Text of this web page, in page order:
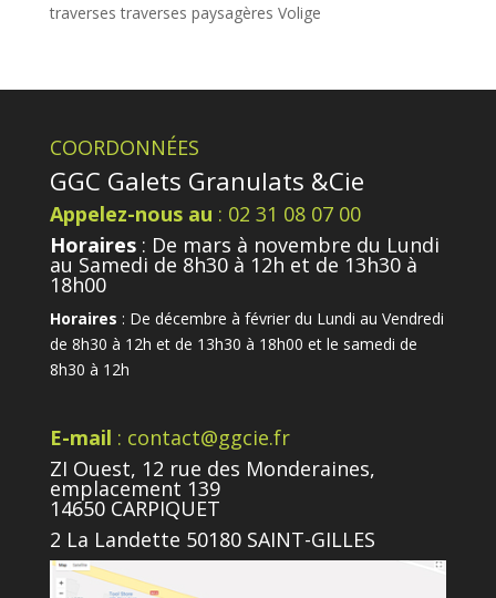
traverses traverses paysagères Volige
COORDONNÉES
GGC Galets Granulats &Cie
Appelez-nous au : 02 31 08 07 00
Horaires: De mars à novembre du Lundi
au Samedi de 8h30 à 12h et de 13h30 à
18h00
Horaires : De décembre à février du Lundi au Vendredi
de 8h30 à 12h et de 13h30 à 18h00 et le samedi de
8h30 à 12h
E-mail : contact@ggcie.fr
ZI Ouest, 12 rue des Monderaines,
emplacement 139
14650 CARPIQUET
2 La Landette 50180 SAINT-GILLES